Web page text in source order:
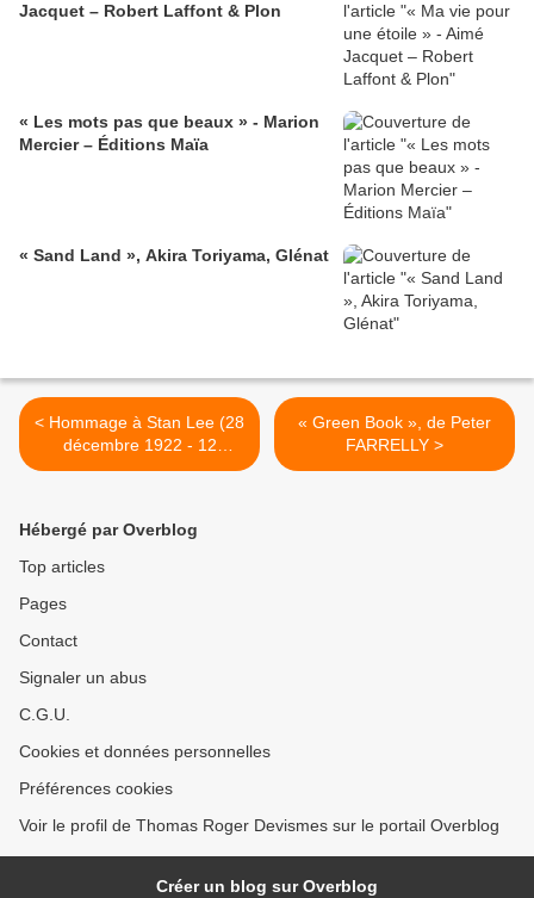
Jacquet – Robert Laffont & Plon
« Les mots pas que beaux » - Marion
Mercier – Éditions Maïa
« Sand Land », Akira Toriyama, Glénat
< Hommage à Stan Lee (28
décembre 1922 - 12
novembre 2018)
« Green Book », de Peter
FARRELLY >
Hébergé par Overblog
Top articles
Pages
Contact
Signaler un abus
C.G.U.
Cookies et données personnelles
Préférences cookies
Voir le profil de Thomas Roger Devismes sur le portail Overblog
Créer un blog sur Overblog